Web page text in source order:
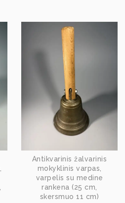
Antikvarinis žalvarinis
mokyklinis varpas,
varpelis su medine
rankena (25 cm,
skersmuo 11 cm)